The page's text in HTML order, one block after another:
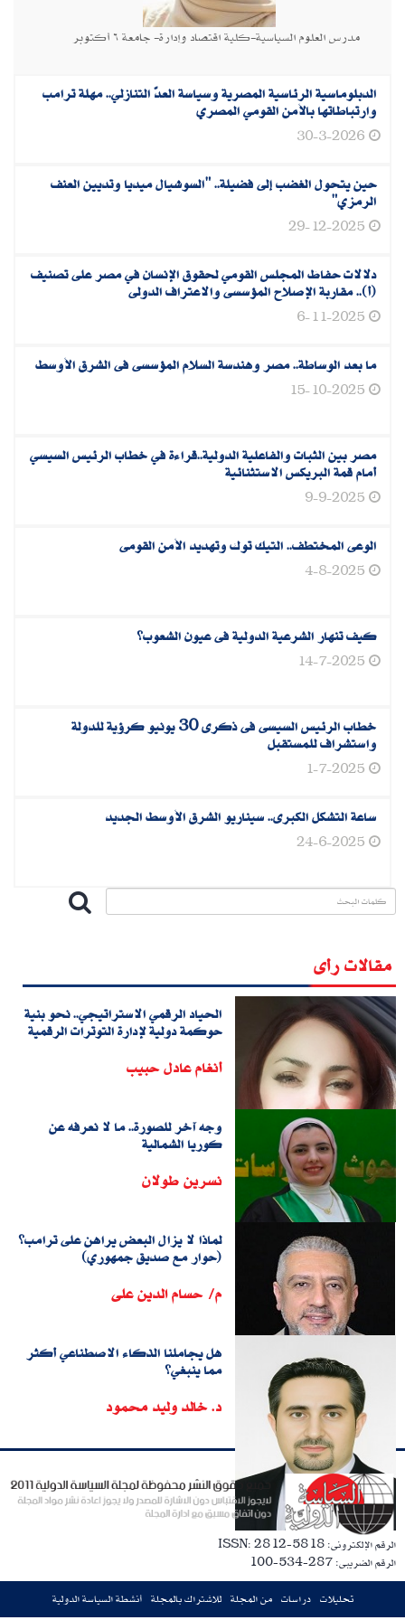
مدرس العلوم السياسية-كلية اقتصاد وإدارة- جامعة ٦ أكتوبر
الدبلوماسية الرئاسية المصرية وسياسة العدّ التنازلي.. مهلة ترامب
وارتباطاتها بالأمن القومي المصري
30-3-2026
حين يتحول الغضب إلى فضيلة.. "السوشيال ميديا وتديين العنف
الرمزي"
29-12-2025
دلالات حفاظ المجلس القومي لحقوق الإنسان في مصر على تصنيف
(أ).. مقاربة الإصلاح المؤسسى والاعتراف الدولى
6-11-2025
ما بعد الوساطة.. مصر وهندسة السلام المؤسسى فى الشرق الأوسط
15-10-2025
مصر بين الثبات والفاعلية الدولية..قراءة في خطاب الرئيس السيسي
أمام قمة البريكس الاستثنائية
9-9-2025
الوعى المختطف.. التيك توك وتهديد الأمن القومى
4-8-2025
كيف تنهار الشرعية الدولية فى عيون الشعوب؟
14-7-2025
خطاب الرئيس السيسى فى ذكرى 30 يونيو كرؤية للدولة
واستشراف للمستقبل
1-7-2025
ساعة التشكل الكبرى.. سيناريو الشرق الأوسط الجديد
24-6-2025
مقالات رأى
الحياد الرقمي الاستراتيجي.. نحو بنية
حوكمة دولية لإدارة التوترات الرقمية
أنغام عادل حبيب
وجه آخر للصورة.. ما لا نعرفه عن
كوريا الشمالية
نسرين طولان
لماذا لا يزال البعض يراهن على ترامب؟
(حوار مع صديق جمهوري)
م/ حسام الدين على
هل يجاملنا الذكاء الاصطناعي أكثر
مما ينبغي؟
د. خالد وليد محمود
الرقم الإلكترونى: ISSN: 2812-5818
الرقم الضريبى: 287-534-100
تحليلات دراسات من المجلة للاشتراك بالمجلة أنشطة السياسة الدولية